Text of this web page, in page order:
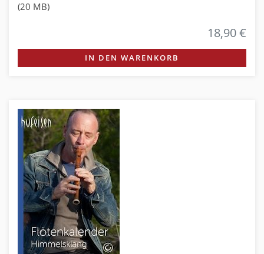
(20 MB)
18,90 €
IN DEN WARENKORB